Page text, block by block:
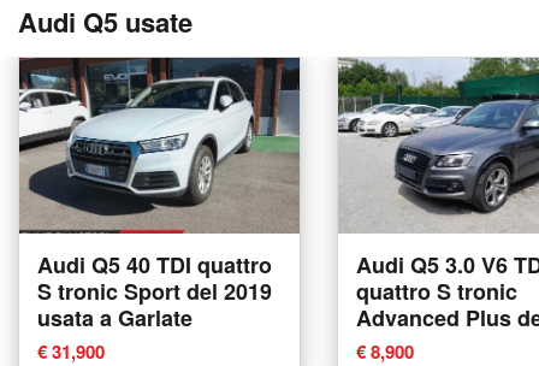
Audi Q5 usate
Audi Q5 40 TDI quattro
S tronic Sport del 2019
usata a Garlate
€ 31,900
Audi Q5 3.0 V6
quattro S tronic
Advanced Plus
2011 usata a
€ 8,900